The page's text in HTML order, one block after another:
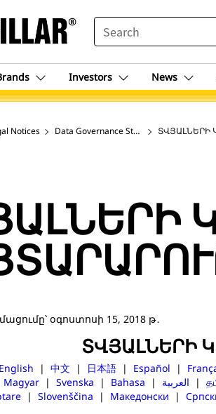
SEARCH
Investors News
Notices Data Governance StatementՏՎՅԱԼՆԵՐԻ
օգոստոսի 15, 2018 թ․
ՏՎՅԱԼՆԵՐԻ
English | 中文 | 日本語| Español |
Magyar| Svenska | Bahasa | العربية |
| Slovenščina | Македонски |